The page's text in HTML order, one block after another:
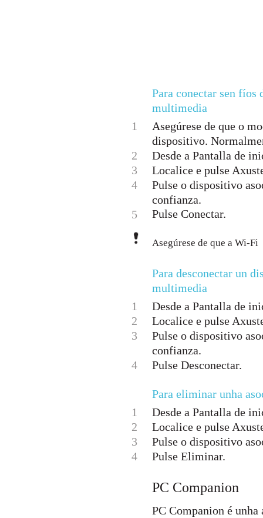
Para conectar sen fíos
multimedia
1
Asegúrese de que o
dispositivo.
2
Desde a Pantalla de
3
Localice e pulse
4
Pulse o dispositivo
confianza.
5
Pulse Conectar.
Asegúrese de que a Wi-Fi
Para desconectar un
multimedia
1
Desde a Pantalla de
2
Localice e pulse
3
Pulse o dispositivo
confianza.
4
Pulse Desconectar.
Para eliminar unha
1
Desde a Pantalla de
2
Localice e pulse
3
Pulse o dispositivo
4
Pulse Eliminar.
PC Companion
PC Companion é